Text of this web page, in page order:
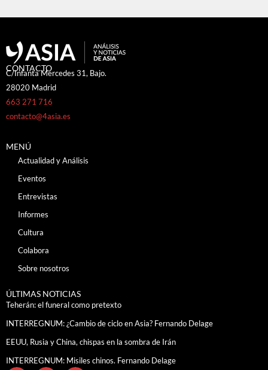
CONTACTO
C/Infanta Mercedes 31, Bajo.
28020 Madrid
663 271 716
contacto@4asia.es
MENÚ
Actualidad y Análisis
Eventos
Entrevistas
Informes
Cultura
Colabora
Sobre nosotros
ÚLTIMAS NOTICIAS
Teherán: el funeral como pretexto
INTERREGNUM: ¿Cambio de ciclo en Asia? Fernando Delage
EEUU, Rusia y China, chispas en la sombra de Irán
INTERREGNUM: Misiles chinos. Fernando Delage